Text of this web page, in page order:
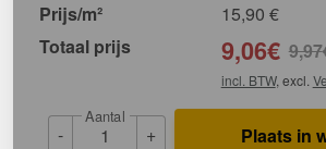
Prijs/m²
15,90 €
Totaal prijs
9,06€ 9,97
incl. BTW, excl.
-
Aantal
+ Plaats in